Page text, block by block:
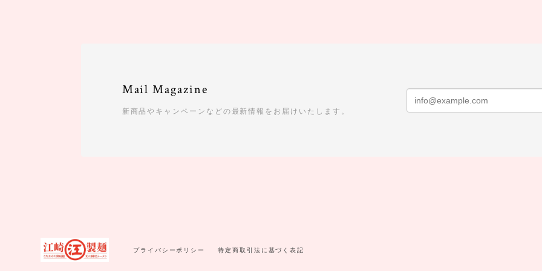
Mail Magazine
新商品やキャンペーンなどの最新情報をお届けいたします。
プライバシーポリシー 特定商取引法に基づく表記